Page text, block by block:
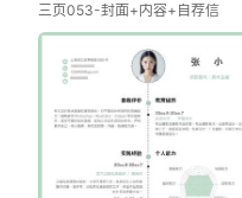
三页053-封面+内容+自荐信